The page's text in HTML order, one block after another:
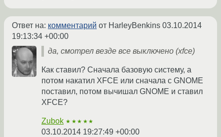
Ответ на: комментарий от HarleyBenkins 03.10.2014
19:13:34 +00:00
да, смотрел везде все выключено (xfce)
Как ставил? Сначала базовую систему, а
потом накатил XFCE или сначала с GNOME
поставил, потом вычишал GNOME и ставил
XFCE?
Zubok ★★★★★
03.10.2014 19:27:49 +00:00